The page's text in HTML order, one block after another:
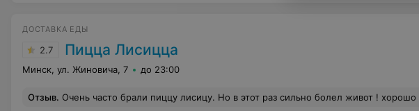
ДОСТАВКА ЕДЫ
2.7 Пицца Лисицца
Минск, ул. Жиновича, 7 до 23:00
Отзыв. Очень часто брали пиццу лисицу. Но в этот раз сильно болел живот ! хорошо , что ребёнок не ел, сегодня предстояла поездка, и вот не знаем как выехать теперь из-за этой ужаснейшей пиццы.